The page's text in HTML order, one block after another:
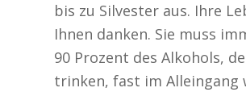
bis zu Silvester aus. Ihre
Ihnen danken. Sie muss
90 Prozent des Alkohols,
trinken, fast im Alleingang